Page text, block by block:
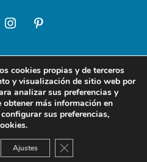
instagrampinterest
Vilber - Design byCitySem
cookies propias y de terceros
y visualización de sitio web por
analizar sus preferencias y
obtener más información en
sus preferencias,
Ajustes Cerrar el banner de
¡ahora!